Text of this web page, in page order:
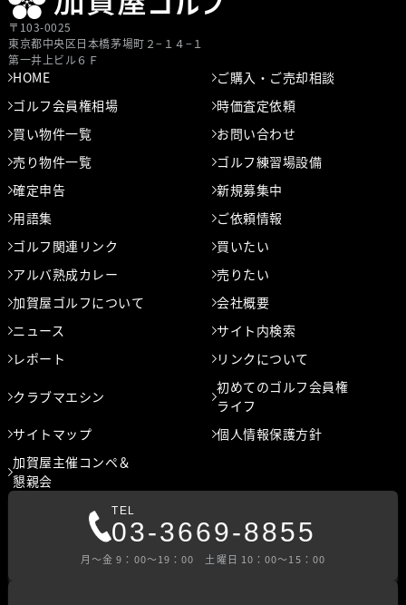
〒103-0025
東京都中央区⽇本橋茅場町２−１４−１
第⼀井上ビル６Ｆ
HOME
ご購入・ご売却相談
ゴルフ会員権相場
時価査定依頼
買い物件一覧
お問い合わせ
売り物件一覧
ゴルフ練習場設備
確定申告
新規募集中
用語集
ご依頼情報
ゴルフ関連リンク
買いたい
アルバ熟成カレー
売りたい
加賀屋ゴルフについて
会社概要
ニュース
サイト内検索
レポート
リンクについて
クラブマエシン
初めてのゴルフ会員権
ライフ
サイトマップ
個人情報保護方針
加賀屋主催コンペ＆
懇親会
TEL
03-3669-8855
⽉〜⾦ 9：00〜19：00 ⼟曜⽇ 10：00〜15：00